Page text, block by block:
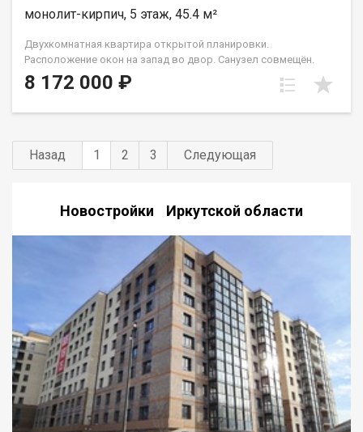
монолит-кирпич, 5 этаж, 45.4 м²
Двухкомнатная квартира открытой планировки.
Расположение окон на запад во двор. Санузел совмещён.
Кухня выделена в нишу. Идеальное решение для первого
жилья или в качестве инвестиций. Прекрасно подойдет
8 172 000 ₽
Назад 1 2 3 Следующая
Новостройки Иркутской области